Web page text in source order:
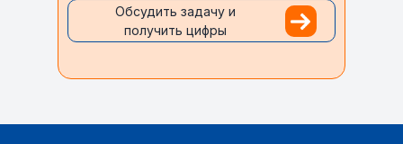
Обсудить задачу и
получить цифры